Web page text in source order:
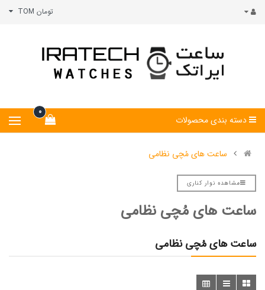
تومان TOM
0
دسته بندی محصولات
ساعت های مُچی نظامی
مشاهده نوار کناری
ساعت های مُچی نظامی
ساعت های مُچی نظامی